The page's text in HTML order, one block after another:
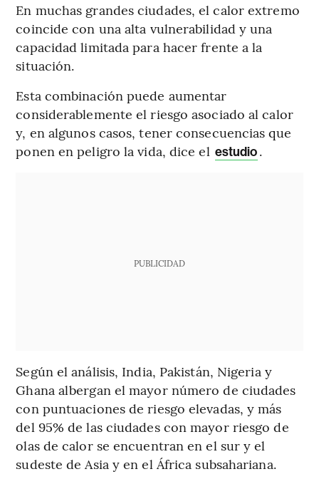
En muchas grandes ciudades, el calor extremo
coincide con una alta vulnerabilidad y una
capacidad limitada para hacer frente a la
situación.
Esta combinación puede aumentar
considerablemente el riesgo asociado al calor
y, en algunos casos, tener consecuencias que
ponen en peligro la vida, dice el estudio.
PUBLICIDAD
Según el análisis, India, Pakistán, Nigeria y
Ghana albergan el mayor número de ciudades
con puntuaciones de riesgo elevadas, y más
del 95% de las ciudades con mayor riesgo de
olas de calor se encuentran en el sur y el
sudeste de Asia y en el África subsahariana.